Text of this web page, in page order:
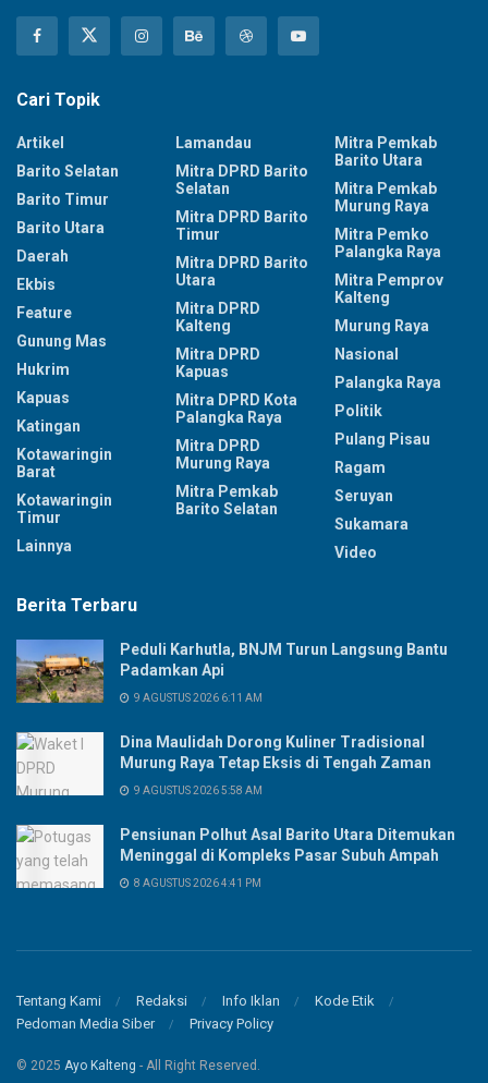
Cari Topik
Artikel
Barito Selatan
Barito Timur
Barito Utara
Daerah
Ekbis
Feature
Gunung Mas
Hukrim
Kapuas
Katingan
Kotawaringin
Barat
Kotawaringin
Timur
Lainnya
Lamandau
Mitra DPRD Barito
Selatan
Mitra DPRD Barito
Timur
Mitra DPRD Barito
Utara
Mitra DPRD
Kalteng
Mitra DPRD
Kapuas
Mitra DPRD Kota
Palangka Raya
Mitra DPRD
Murung Raya
Mitra Pemkab
Barito Selatan
Mitra Pemkab
Barito Utara
Mitra Pemkab
Murung Raya
Mitra Pemko
Palangka Raya
Mitra Pemprov
Kalteng
Murung Raya
Nasional
Palangka Raya
Politik
Pulang Pisau
Ragam
Seruyan
Sukamara
Video
Berita Terbaru
Peduli Karhutla, BNJM Turun Langsung Bantu
Padamkan Api
9 AGUSTUS 2026 6:11 AM
Dina Maulidah Dorong Kuliner Tradisional
Murung Raya Tetap Eksis di Tengah Zaman
9 AGUSTUS 2026 5:58 AM
Pensiunan Polhut Asal Barito Utara Ditemukan
Meninggal di Kompleks Pasar Subuh Ampah
8 AGUSTUS 2026 4:41 PM
Tentang Kami Redaksi Info Iklan
Kode Etik
Pedoman Media Siber
Privacy Policy
© 2025 Ayo Kalteng - All Right Reserved.